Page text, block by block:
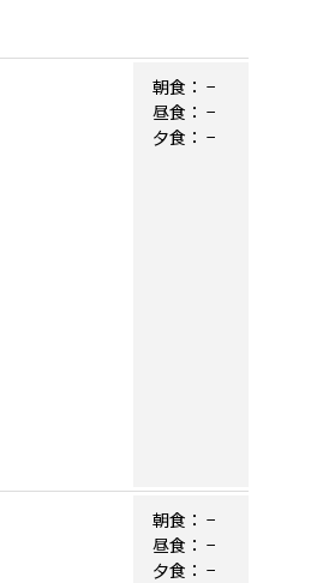
朝食： −
昼食： −
夕食： −
朝食： −
昼食： −
夕食： −